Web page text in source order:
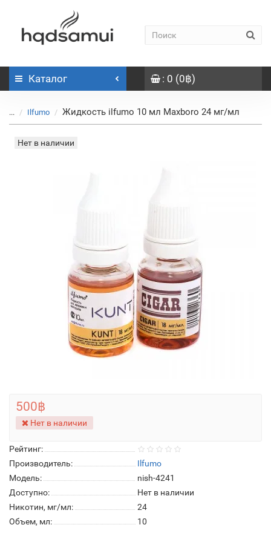
Каталог : 0 (0฿)
... Ilfumo Жидкость ilfumo 10 мл Maxboro 24 мг/мл
Нет в наличии
Рейтинг:
Производитель:
Ilfumo
Модель:
nish-4241
Доступно:
Нет в наличии
Никотин, мг/мл:
24
Объем, мл:
10
500฿
Нет в наличии